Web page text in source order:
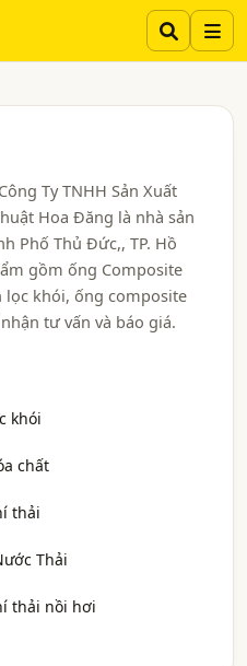
Ty TNHH Sản Xuất
Hoa Đăng là nhà sản
Phố Thủ Đức,, TP. Hồ
gồm ống Composite
lọc khói, ống composite
tư vấn và báo giá.
khói
chất
thải
Thải
thải nồi hơi